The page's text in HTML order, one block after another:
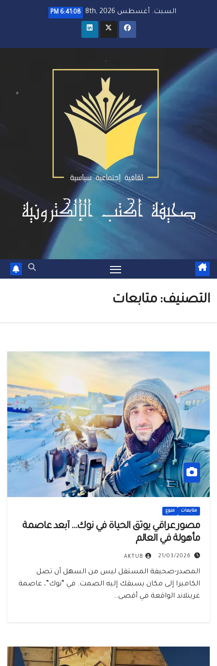
السبت. أغسطس 8th, 2026 6:41:10 PM
التصنيف:متابعات
متابعات منوع
مصور عراقي يوثق الحياة في نوك… أبعد عاصمة
مأهولة في العالم
21/03/2026
AKTUB
المصدر-صحيفة المستقل ليس من السهل أن تصل
الكاميرا إلى مكان يسبقك إليه الصمت. في “نوك”، عاصمة
غرينلاند الواقعة في أقصى…